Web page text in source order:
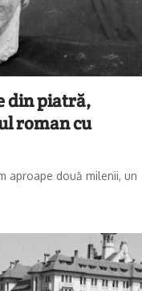
din piatră,
roman cu
aproape două milenii, un